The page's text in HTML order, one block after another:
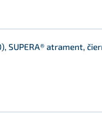
SUPERA® atrament,